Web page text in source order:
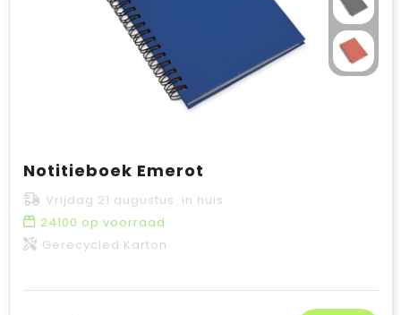
Notitieboek Emerot
Vrijdag 21 augustus in huis
24100 op voorraad
Gerecycled Karton